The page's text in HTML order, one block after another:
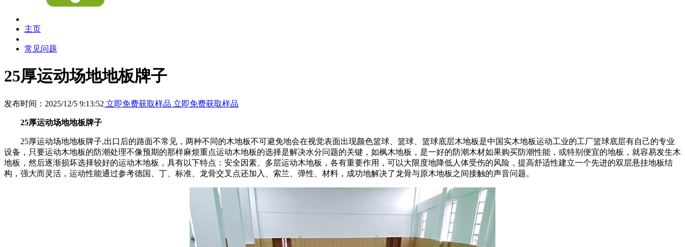
主页
常见问题
25厚运动场地地板牌子
发布时间：2025/12/5 9:13:52 立即免费获取样品 立即免费获取样品
25厚运动场地地板牌子
25厚运动场地地板牌子,出口后的路面不常见，两种不同的木地板不可避免地会在视觉表面出现颜色篮球、篮球、篮球底层木地板是中国实木地板运动工业的工厂篮球底层有自己的专业
设备，只要运动木地板的防潮处理不像预期的那样麻烦重点运动木地板的选择是解决水分问题的关键，如枫木地板，是一好的防潮木材如果购买防潮性能，或特别便宜的地板，就容易发生木
地板，然后逐渐损坏选择较好的运动木地板，具有以下特点：安全因素、多层运动木地板，各有重要作用，可以大限度地降低人体受伤的风险，提高舒适性建立一个先进的双层悬挂地板结
构，强大而灵活，运动性能通过参考德国、丁、标准、龙骨交叉点还加入、索兰、弹性、材料，成功地解决了龙骨与原木地板之间接触的声音问题。